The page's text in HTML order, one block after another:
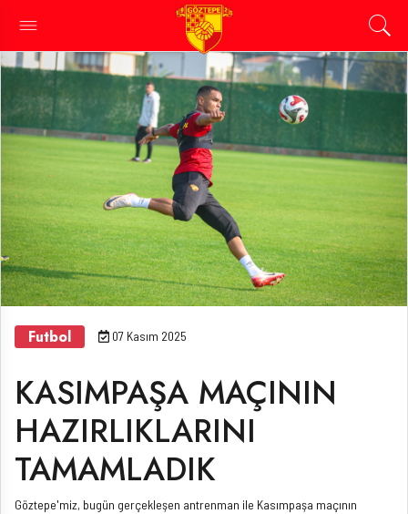
Futbol 07 Kasım 2025
KASIMPAŞA MAÇININ
HAZIRLIKLARINI
TAMAMLADIK
Göztepe'miz, bugün gerçekleşen antrenman ile Kasımpaşa maçının